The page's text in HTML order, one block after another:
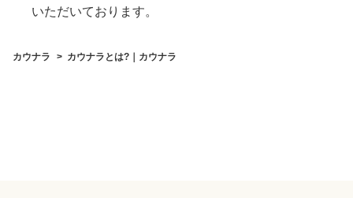
いただいております。
カウナラ カウナラとは?｜カウナラ